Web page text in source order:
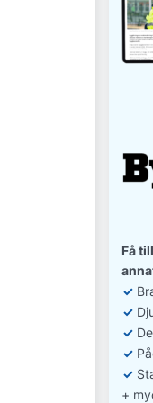
Få
✓
✓ D
✓
✓
✓
+